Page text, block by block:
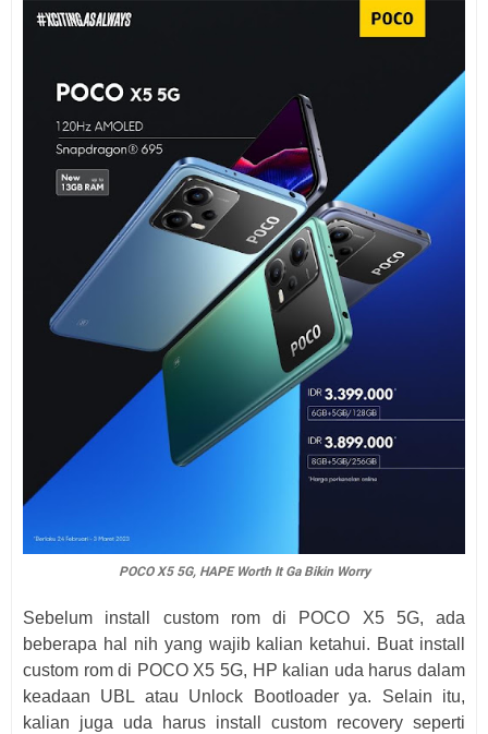
POCO X5 5G, HAPE Worth It Ga Bikin Worry
Sebelum install custom rom di POCO X5 5G, ada
beberapa hal nih yang wajib kalian ketahui. Buat install
custom rom di POCO X5 5G, HP kalian uda harus dalam
keadaan UBL atau Unlock Bootloader ya. Selain itu,
kalian juga uda harus install custom recovery seperti